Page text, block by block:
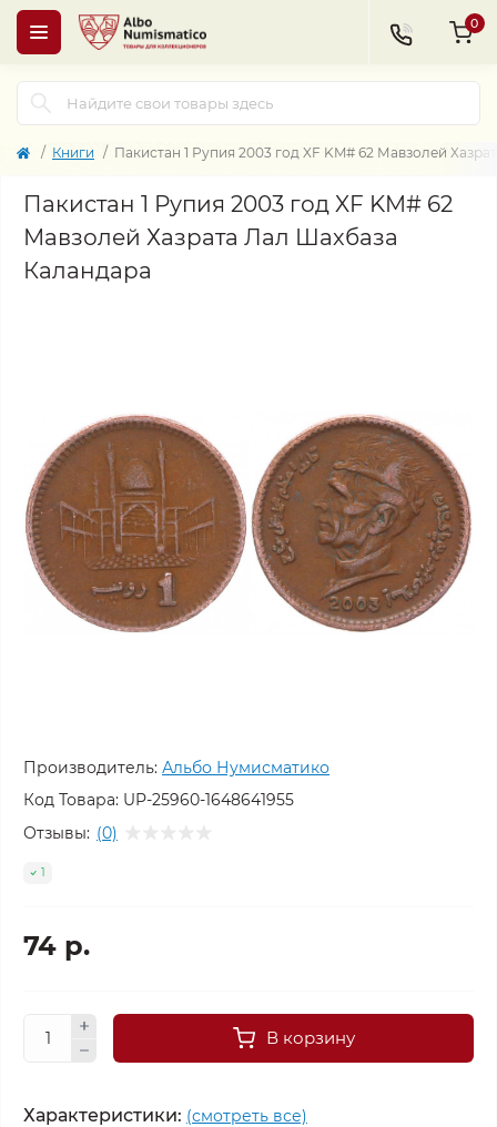
0
Книги Пакистан 1 Рупия 2003 год XF KM# 62 Мавзолей
Пакистан 1 Рупия 2003 год XF KM# 62
Мавзолей Хазрата Лал Шахбаза
Каландара
Производитель: Альбо Нумисматико
Код Товара: UP-25960-1648641955
Отзывы: (0)
1
74 р.
В корзину
Характеристики: (смотреть все)